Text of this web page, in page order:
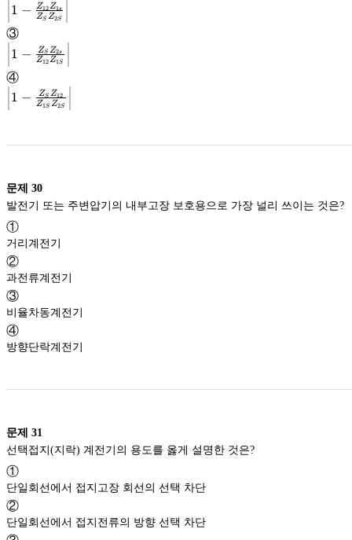
{Z_{12}}}\right|
\left|1-
\frac{Z_{12}
{{Z_S}
{Z_{2S}}}\right|
1 − ZS Z2S
Z12Z1s
③
\left|1-
\frac{Z_{S}
{{Z_{12}}
{Z_{1S}}}\right|
1 − Z12Z1S
ZS Z2s
④
\left|1-
\frac{Z_{S}
{Z_{2S}}}\right|
1 − Z1S Z2S
ZS Z12
문제 30
발전기 또는 주변압기의 내부고장 보호용으로 가장 널리 쓰이는 것은?
①
거리계전기
②
과전류계전기
③
비율차동계전기
④
방향단락계전기
문제 31
선택접지(지락) 계전기의 용도를 옳게 설명한 것은?
①
단일회선에서 접지고장 회선의 선택 차단
②
단일회선에서 접지전류의 방향 선택 차단